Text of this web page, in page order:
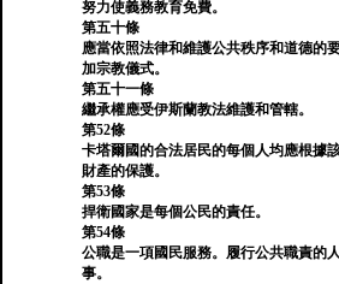
努力使義務教育免費。
第五十條
應當依照法律和維護公共秩序和道德的
加宗教儀式。
第五十一條
繼承權應受伊斯蘭教法維護和管轄。
第52條
卡塔爾國的合法居民的每個人均應根據
財產的保護。
第53條
捍衛國家是每個公民的責任。
第54條
公職是一項國民服務。履行公共職責的
事。